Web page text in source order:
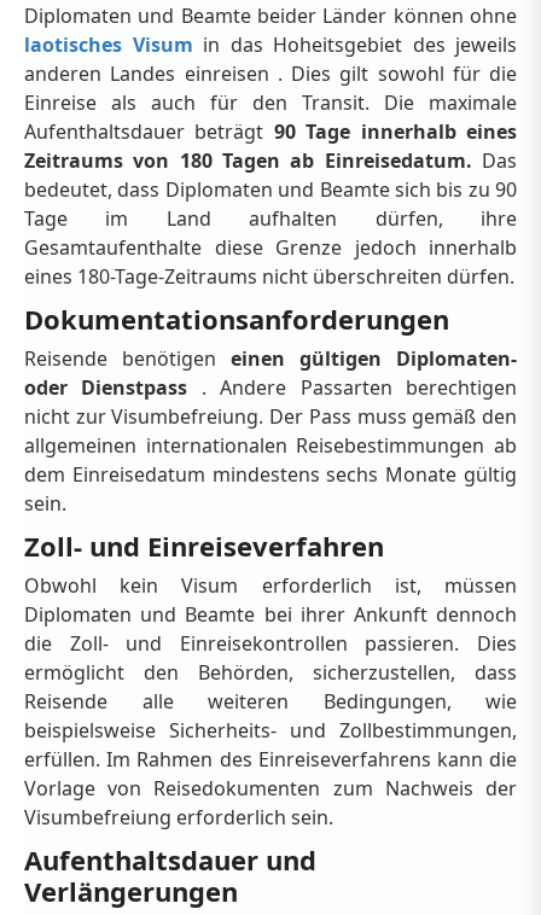
Diplomaten und Beamte beider Länder können ohne
laotisches Visum in das Hoheitsgebiet des jeweils
anderen Landes einreisen . Dies gilt sowohl für die
Einreise als auch für den Transit. Die maximale
Aufenthaltsdauer beträgt 90 Tage innerhalb eines
Zeitraums von 180 Tagen ab Einreisedatum. Das
bedeutet, dass Diplomaten und Beamte sich bis zu 90
Tage im Land aufhalten dürfen, ihre
Gesamtaufenthalte diese Grenze jedoch innerhalb
eines 180-Tage-Zeitraums nicht überschreiten dürfen.
Dokumentationsanforderungen
Reisende benötigen einen gültigen Diplomaten-
oder Dienstpass . Andere Passarten berechtigen
nicht zur Visumbefreiung. Der Pass muss gemäß den
allgemeinen internationalen Reisebestimmungen ab
dem Einreisedatum mindestens sechs Monate gültig
sein.
Zoll- und Einreiseverfahren
Obwohl kein Visum erforderlich ist, müssen
Diplomaten und Beamte bei ihrer Ankunft dennoch
die Zoll- und Einreisekontrollen passieren. Dies
ermöglicht den Behörden, sicherzustellen, dass
Reisende alle weiteren Bedingungen, wie
beispielsweise Sicherheits- und Zollbestimmungen,
erfüllen. Im Rahmen des Einreiseverfahrens kann die
Vorlage von Reisedokumenten zum Nachweis der
Visumbefreiung erforderlich sein.
Aufenthaltsdauer und
Verlängerungen